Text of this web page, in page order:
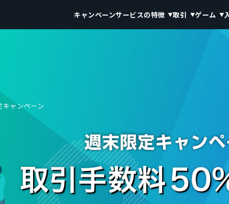
キャンペーンサービスの特徴 取引 ゲーム
ャンペーン